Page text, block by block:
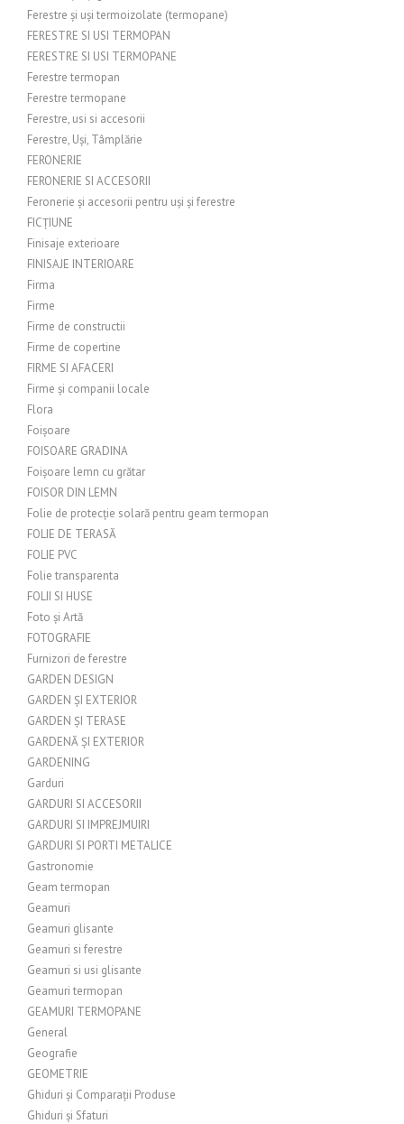
Ferestre și uși termoizolate (termopane)
FERESTRE SI USI TERMOPAN
FERESTRE SI USI TERMOPANE
Ferestre termopan
Ferestre termopane
Ferestre, usi si accesorii
Ferestre, Uși, Tâmplărie
FERONERIE
FERONERIE SI ACCESORII
Feronerie și accesorii pentru uși și ferestre
FICȚIUNE
Finisaje exterioare
FINISAJE INTERIOARE
Firma
Firme
Firme de constructii
Firme de copertine
FIRME SI AFACERI
Firme și companii locale
Flora
Foișoare
FOISOARE GRADINA
Foișoare lemn cu grătar
FOISOR DIN LEMN
Folie de protecție solară pentru geam termopan
FOLIE DE TERASĂ
FOLIE PVC
Folie transparenta
FOLII SI HUSE
Foto și Artă
FOTOGRAFIE
Furnizori de ferestre
GARDEN DESIGN
GARDEN ȘI EXTERIOR
GARDEN ȘI TERASE
GARDENĂ ȘI EXTERIOR
GARDENING
Garduri
GARDURI SI ACCESORII
GARDURI SI IMPREJMUIRI
GARDURI SI PORTI METALICE
Gastronomie
Geam termopan
Geamuri
Geamuri glisante
Geamuri si ferestre
Geamuri si usi glisante
Geamuri termopan
GEAMURI TERMOPANE
General
Geografie
GEOMETRIE
Ghiduri și Comparații Produse
Ghiduri și Sfaturi